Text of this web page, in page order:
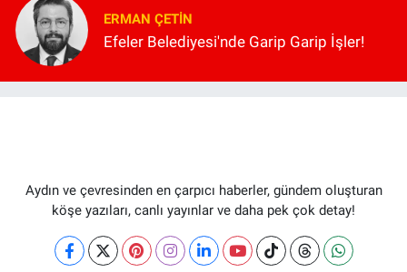
ERMAN ÇETIN
Efeler Belediyesi'nde Garip Garip İşler!
Aydın ve çevresinden en çarpıcı haberler, gündem oluşturan
köşe yazıları, canlı yayınlar ve daha pek çok detay!